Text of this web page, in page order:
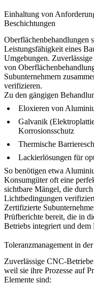
Einhaltung von
Beschichtungen
Oberflächenbehandlungen
Leistungsfähigkeit eines
Umgebungen.
von
Subunternehmern
verifizieren.
Zu den gängigen
Eloxieren von
Galvanik
Korrosionsschutz
Thermische
Lackierlösungen für
So benötigen etwa
Konsumgüteroft eine
sichtbare Mängel, die
Lichtbedingungen
Zertifizierte
Prüfberichte bereit, die in
Betriebs integriert und
Toleranzmanagement in
Zuverlässige CNC-
weil sie ihre Prozesse auf
Elemente sind: